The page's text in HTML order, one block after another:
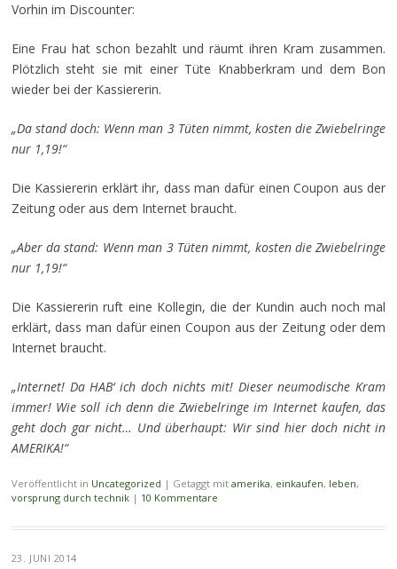
Vorhin im Discounter:
Eine Frau hat schon bezahlt und räumt ihren Kram zusammen.
Plötzlich steht sie mit einer Tüte Knabberkram und dem Bon
wieder bei der Kassiererin.
„Da stand doch: Wenn man 3 Tüten nimmt, kosten die Zwiebelringe
nur 1,19!“
Die Kassiererin erklärt ihr, dass man dafür einen Coupon aus der
Zeitung oder aus dem Internet braucht.
„Aber da stand: Wenn man 3 Tüten nimmt, kosten die Zwiebelringe
nur 1,19!“
Die Kassiererin ruft eine Kollegin, die der Kundin auch noch mal
erklärt, dass man dafür einen Coupon aus der Zeitung oder dem
Internet braucht.
„Internet! Da HAB‘ ich doch nichts mit! Dieser neumodische Kram
immer! Wie soll ich denn die Zwiebelringe im Internet kaufen, das
geht doch gar nicht… Und überhaupt: Wir sind hier doch nicht in
AMERIKA!“
Veröffentlicht in Uncategorized | Getaggt mit amerika, einkaufen, leben,
vorsprung durch technik | 10 Kommentare
23. JUNI 2014